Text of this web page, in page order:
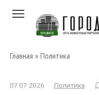
Главная » Политика
07.07.2026 Политика